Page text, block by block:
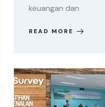
keuangan dan
READ MORE